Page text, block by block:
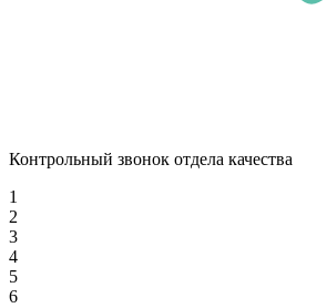
Контрольный звонок отдела качества
1
2
3
4
5
6